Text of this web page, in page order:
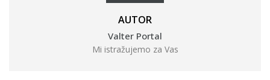
AUTOR
Valter Portal
Mi istražujemo za Vas